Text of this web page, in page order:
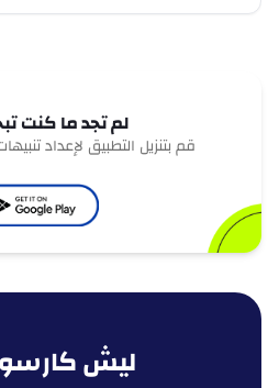
لم تجد ما كنت
قم بتنزيل التطبيق لإعداد
ليش